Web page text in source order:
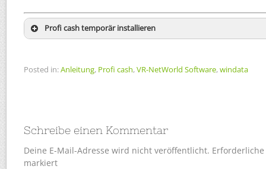
Profi cash temporär installieren
Posted in:Anleitung, Profi cash,VR-NetWorld Software,windata
Schreibe einen Kommentar
Deine E-Mail-Adresse wird nicht veröffentlicht.
markiert